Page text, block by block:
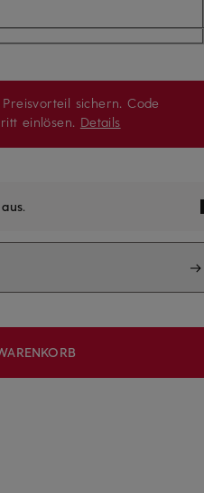
sichern. Code
einlösen. Details
.